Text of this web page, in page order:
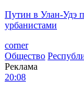
Путин в Улан-Удэ
урбанистами
corner
Общество
Реклама
20:08